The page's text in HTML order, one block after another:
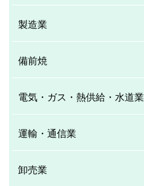
製造業
備前焼
電気・ガス・熱供給・水道業
運輸・通信業
卸売業